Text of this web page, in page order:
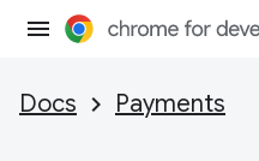
Docs Payments